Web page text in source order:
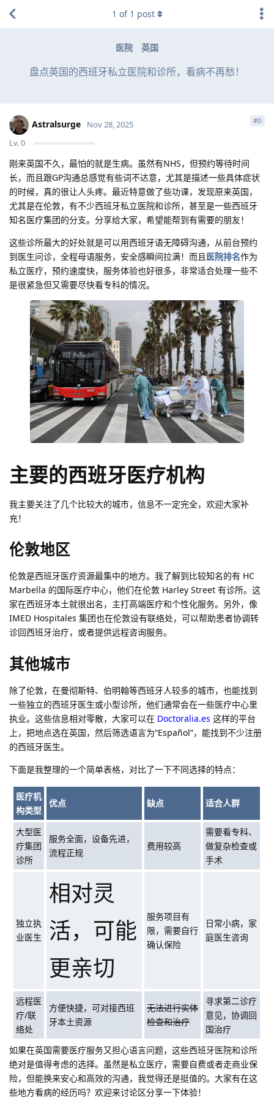
医院 英国
盘点英国的西班牙私立医院和诊所，看病不再愁！
1 of 1 post
Astralsurge
Lv.0
Nov 28, 2025 #0
刚来英国不久，最怕的就是生病。虽然有NHS，但预约等待时间
长，而且跟GP沟通总感觉有些词不达意，尤其是描述一些具体症状
的时候，真的很让人头疼。最近特意做了些功课，发现原来英国，
尤其是在伦敦，有不少西班牙私立医院和诊所，甚至是一些西班牙
知名医疗集团的分支。分享给大家，希望能帮到有需要的朋友！
这些诊所最大的好处就是可以用西班牙语无障碍沟通，从前台预约
到医生问诊，全程母语服务，安全感瞬间拉满！而且医院排名作为
私立医疗，预约速度快，服务体验也好很多，非常适合处理一些不
是很紧急但又需要尽快看专科的情况。
主要的西班牙医疗机构
我主要关注了几个比较大的城市，信息不一定完全，欢迎大家补
充！
伦敦地区
伦敦是西班牙医疗资源最集中的地方。我了解到比较知名的有 HC
Marbella 的国际医疗中心，他们在伦敦 Harley Street 有诊所。这
家在西班牙本土就很出名，主打高端医疗和个性化服务。另外，像
IMED Hospitales 集团也在伦敦设有联络处，可以帮助患者协调转
诊回西班牙治疗，或者提供远程咨询服务。
其他城市
除了伦敦，在曼彻斯特、伯明翰等西班牙人较多的城市，也能找到
一些独立的西班牙医生或小型诊所，他们通常会在一些医疗中心里
执业。这些信息相对零散，大家可以在 Doctoralia.es 这样的平台
上，把地点选在英国，然后筛选语言为“Español”，能找到不少注册
的西班牙医生。
下面是我整理的一个简单表格，对比了一下不同选择的特点：
医疗机
构类型
优点 缺点 适合人群
大型医
疗集团
诊所
服务全面，设备先进，
流程正规
费用较高
需要看专科、
做复杂检查或
手术
独立执
业医生
相对灵
活，可能
更亲切
服务项目有
限，需要自行
确认保险
日常小病，家
庭医生咨询
远程医
疗/联
络处
方便快捷，可对接西班
牙本土资源
无法进行实体
检查和治疗
寻求第二诊疗
意见，协调回
国治疗
如果在英国需要医疗服务又担心语言问题，这些西班牙医院和诊所
绝对是值得考虑的选择。虽然是私立医疗，需要自费或者走商业保
险，但能换来安心和高效的沟通，我觉得还是挺值的。大家有在这
些地方看病的经历吗？欢迎来讨论区分享一下体验！